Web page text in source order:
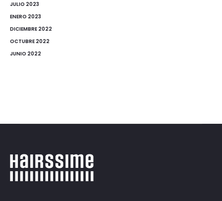
JULIO 2023
ENERO 2023
DICIEMBRE 2022
OCTUBRE 2022
JUNIO 2022